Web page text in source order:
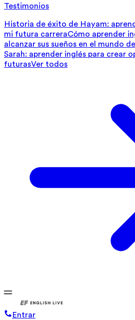
Testimonios
Historia de éxito de Hayam:
mi futura carreraCómo aprender
alcanzar sus sueños en el mundo
Sarah: aprender inglés para crear
futurasVer todos
Entrar